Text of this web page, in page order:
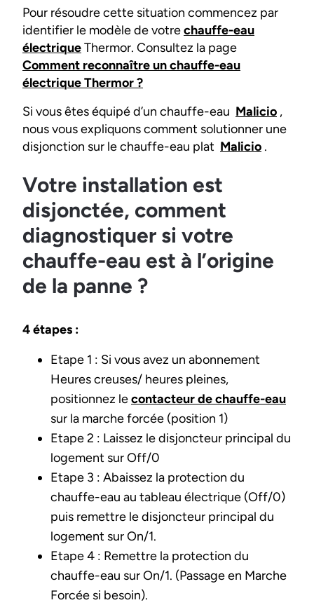
Pour résoudre cette situation commencez par
identifier le modèle de votrechauffe-eau
électriqueThermor. Consultez la page
Comment reconnaître un chauffe-eau
électrique Thermor ?
Si vous êtes équipé d’un chauffe-eau Malicio ,
nous vous expliquons comment solutionner une
disjonction sur le chauffe-eau plat Malicio .
Votre installation est
disjonctée, comment
diagnostiquer si votre
chauffe-eau est à l’origine
de la panne ?
4 étapes :
Etape 1 : Si vous avez un abonnement
Heures creuses/ heures pleines,
positionnez lecontacteur de chauffe-eau
sur la marche forcée (position 1)
Etape 2 : Laissez le disjoncteur principal du
logement sur Off/0
Etape 3 : Abaissez la protection du
chauffe-eau au tableau électrique (Off/0)
puis remettre le disjoncteur principal du
logement sur On/1.
Etape 4 : Remettre la protection du
chauffe-eau sur On/1. (Passage en Marche
Forcée si besoin).